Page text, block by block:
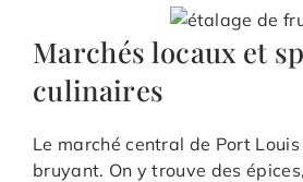
Marchés locaux et
culinaires
Le marché central de Port
bruyant. On y trouve des